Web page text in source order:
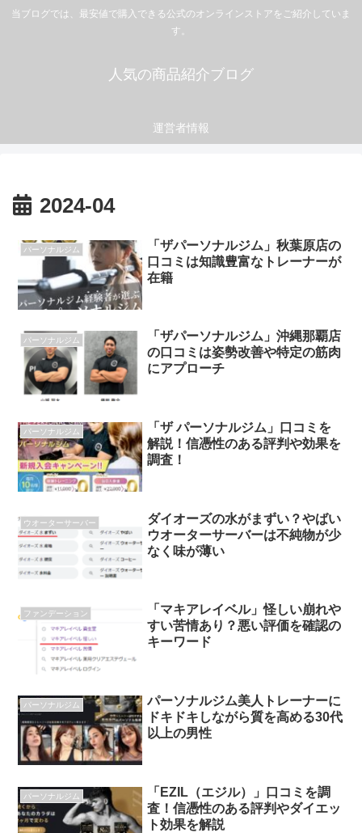
当ブログでは、最安値で購入できる公式のオンラインストアをご紹介していま
す。
人気の商品紹介ブログ
運営者情報
2024-04
パーソナルジム
「ザパーソナルジム」秋葉原店の
口コミは知識豊富なトレーナーが
在籍
パーソナルジム
「ザパーソナルジム」沖縄那覇店
の口コミは姿勢改善や特定の筋肉
にアプローチ
パーソナルジム
「ザ パーソナルジム」口コミを
解説！信憑性のある評判や効果を
調査！
ウオーターサーバー
ダイオーズの水がまずい？やばい
ウオーターサーバーは不純物が少
なく味が薄い
ファンデーション
「マキアレイベル」怪しい崩れや
すい苦情あり？悪い評価を確認の
キーワード
パーソナルジム
パーソナルジム美人トレーナーに
ドキドキしながら質を高める30代
以上の男性
パーソナルジム
「EZIL（エジル）」口コミを調
査！信憑性のある評判やダイエッ
ト効果を解説